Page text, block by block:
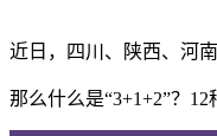
近日，四川、陕西、河
那么什么是“3+1+2”？